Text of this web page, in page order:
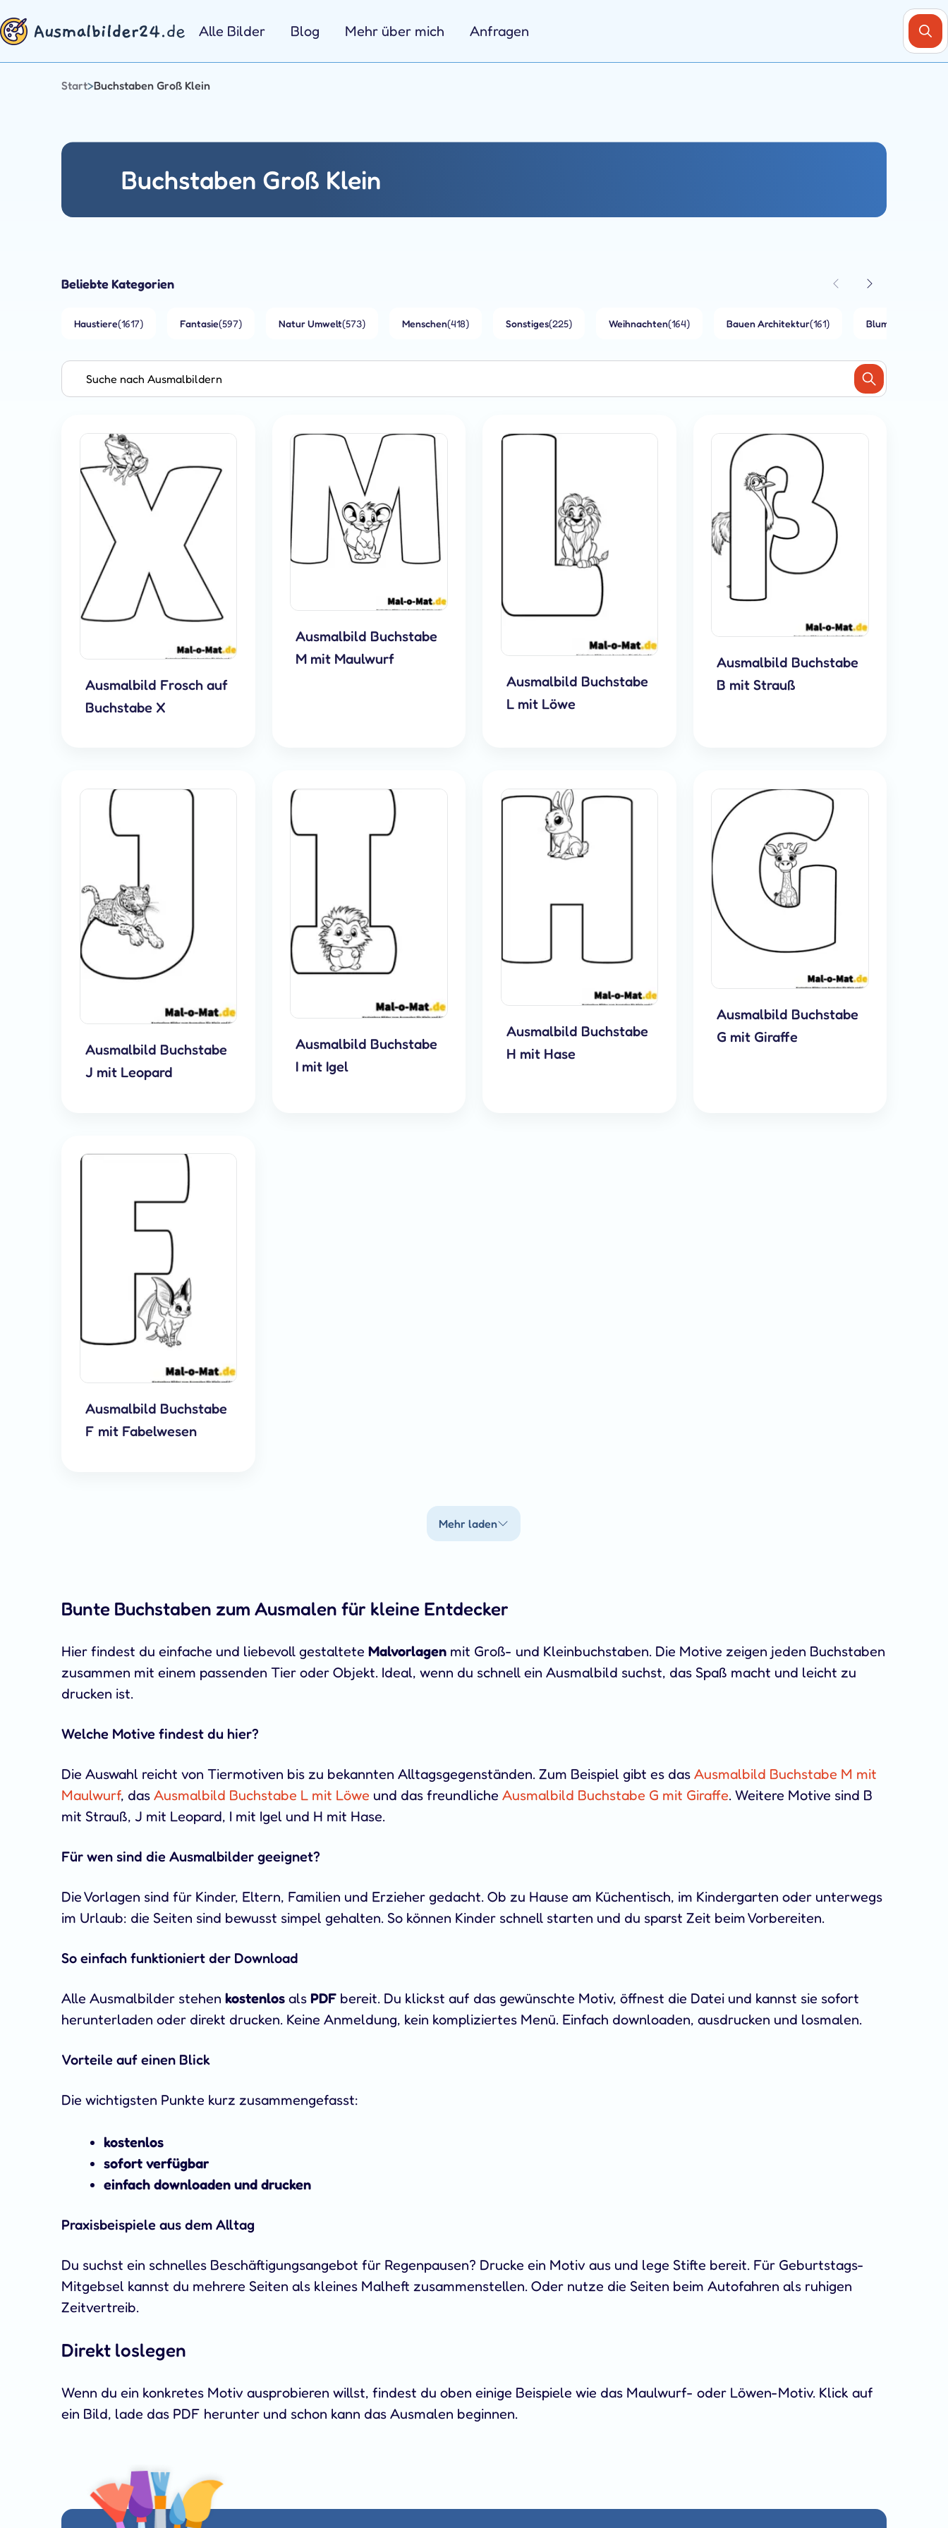
Inhalt
Alle Bilder Blog Mehr über mich Anfragen
Start>Buchstaben Groß Klein
Buchstaben Groß Klein
Beliebte Kategorien
Haustiere(1617) Fantasie(597) Natur Umwelt(573) Menschen(418) Sonstiges(225) Weihnachten(164) Bauen Architektur(161) Blumen
Ausmalbild Frosch auf
Buchstabe X
Ausmalbild Buchstabe
M mit Maulwurf
Ausmalbild Buchstabe
L mit Löwe
Ausmalbild Buchstabe
B mit Strauß
Ausmalbild Buchstabe
J mit Leopard
Ausmalbild Buchstabe
I mit Igel
Ausmalbild Buchstabe
H mit Hase
Ausmalbild Buchstabe
G mit Giraffe
Ausmalbild Buchstabe
F mit Fabelwesen
Mehr laden
Bunte Buchstaben zum Ausmalen für kleine Entdecker
Hier findest du einfache und liebevoll gestaltete Malvorlagen mit Groß- und Kleinbuchstaben. Die Motive zeigen jeden Buchstaben
zusammen mit einem passenden Tier oder Objekt. Ideal, wenn du schnell ein Ausmalbild suchst, das Spaß macht und leicht zu
drucken ist.
Welche Motive findest du hier?
Die Auswahl reicht von Tiermotiven bis zu bekannten Alltagsgegenständen. Zum Beispiel gibt es das Ausmalbild Buchstabe M mit
Maulwurf, das Ausmalbild Buchstabe L mit Löwe und das freundliche Ausmalbild Buchstabe G mit Giraffe. Weitere Motive sind B
mit Strauß, J mit Leopard, I mit Igel und H mit Hase.
Für wen sind die Ausmalbilder geeignet?
Die Vorlagen sind für Kinder, Eltern, Familien und Erzieher gedacht. Ob zu Hause am Küchentisch, im Kindergarten oder unterwegs
im Urlaub: die Seiten sind bewusst simpel gehalten. So können Kinder schnell starten und du sparst Zeit beim Vorbereiten.
So einfach funktioniert der Download
Alle Ausmalbilder stehen kostenlos als PDF bereit. Du klickst auf das gewünschte Motiv, öffnest die Datei und kannst sie sofort
herunterladen oder direkt drucken. Keine Anmeldung, kein kompliziertes Menü. Einfach downloaden, ausdrucken und losmalen.
Vorteile auf einen Blick
Die wichtigsten Punkte kurz zusammengefasst:
kostenlos
sofort verfügbar
einfach downloaden und drucken
Praxisbeispiele aus dem Alltag
Du suchst ein schnelles Beschäftigungsangebot für Regenpausen? Drucke ein Motiv aus und lege Stifte bereit. Für Geburtstags-
Mitgebsel kannst du mehrere Seiten als kleines Malheft zusammenstellen. Oder nutze die Seiten beim Autofahren als ruhigen
Zeitvertreib.
Direkt loslegen
Wenn du ein konkretes Motiv ausprobieren willst, findest du oben einige Beispiele wie das Maulwurf- oder Löwen-Motiv. Klick auf
ein Bild, lade das PDF herunter und schon kann das Ausmalen beginnen.